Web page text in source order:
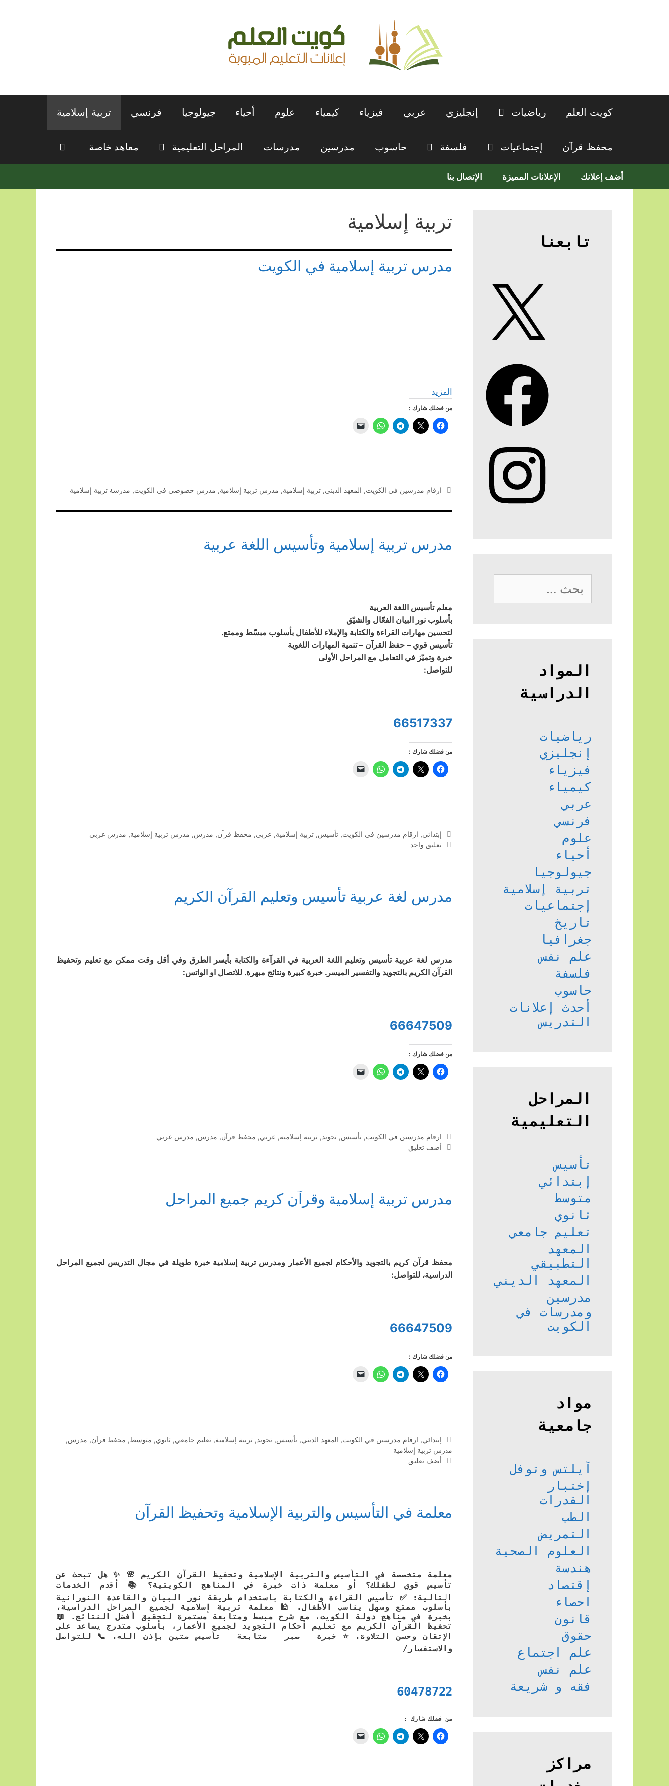
كويت العلم رياضيات إنجليزي عربي فيزياء كيمياء علوم أحياء جيولوجيا فرنسي تربية إسلامية
محفظ قرآن إجتماعيات فلسفة حاسوب مدرسين مدرسات المراحل التعليمية معاهد خاصة
أضف إعلانك الإعلانات المميزة الإتصال بنا
تربية إسلامية
مدرس تربية إسلامية في الكويت
المزيد
من فضلك شارك :
التصنيفات
ارقام مدرسين في الكويت, المعهد الديني, تربية إسلامية, مدرس تربية إسلامية, مدرس خصوصي في الكويت, مدرسة تربية إسلامية
مدرس تربية إسلامية وتأسيس اللغة عربية
معلم تأسيس اللغة العربية
بأسلوب نور البيان الفعّال والشيّق
لتحسين مهارات القراءة والكتابة والإملاء للأطفال بأسلوب مبسّط وممتع.
تأسيس قوي – حفظ القرآن – تنمية المهارات اللغوية
خبرة وتميّز في التعامل مع المراحل الأولى
للتواصل:
66517337
من فضلك شارك :
التصنيفات
إبتدائي, ارقام مدرسين في الكويت, تأسيس, تربية إسلامية, عربي, محفظ قرآن, مدرس, مدرس تربية إسلامية, مدرس عربي
تعليق واحد
مدرس لغة عربية تأسيس وتعليم القرآن الكريم
مدرس لغة عربية تأسيس وتعليم اللغة العربية في القرآءة والكتابة بأيسر الطرق وفي أقل وقت ممكن مع تعليم وتحفيظ
القرآن الكريم بالتجويد والتفسير الميسر. خبرة كبيرة ونتائج مبهرة. للاتصال او الواتس:
66647509
من فضلك شارك :
التصنيفات
ارقام مدرسين في الكويت, تأسيس, تجويد, تربية إسلامية, عربي, محفظ قرآن, مدرس, مدرس عربي
أضف تعليق
مدرس تربية إسلامية وقرآن كريم جميع المراحل
محفظ قرآن كريم بالتجويد والأحكام لجميع الأعمار ومدرس تربية إسلامية خبرة طويلة في مجال التدريس لجميع المراحل
الدراسية، للتواصل:
66647509
من فضلك شارك :
التصنيفات
إبتدائي, ارقام مدرسين في الكويت, المعهد الديني, تأسيس, تجويد, تربية إسلامية, تعليم جامعي, ثانوي, متوسط, محفظ قرآن, مدرس,
مدرس تربية إسلامية
أضف تعليق
معلمة في التأسيس والتربية الإسلامية وتحفيظ القرآن
معلمة متخصصة في التأسيس والتربية الإسلامية وتحفيظ القرآن الكريم 🌸 ✨ هل تبحث عن
تأسيس قوي لطفلك؟ أو معلمة ذات خبرة في المناهج الكويتية؟ 📚 أقدم الخدمات
التالية: ✅ تأسيس القراءة والكتابة باستخدام طريقة نور البيان والقاعدة النورانية
بأسلوب ممتع وسهل يناسب الأطفال. 🕌 معلمة تربية إسلامية لجميع المراحل الدراسية،
بخبرة في مناهج دولة الكويت، مع شرح مبسط ومتابعة مستمرة لتحقيق أفضل النتائج. 📖
تحفيظ القرآن الكريم مع تعليم أحكام التجويد لجميع الأعمار، بأسلوب متدرج يساعد على
الإتقان وحسن التلاوة. ⭐ خبرة – صبر – متابعة – تأسيس متين بإذن الله. 📞 للتواصل
والاستفسار/
60478722
من فضلك شارك :
تابعنا
Facebook
Instagram
عن:
المواد
الدراسية
رياضيات
إنجليزي
فيزياء
كيمياء
عربي
فرنسي
علوم
أحياء
جيولوجيا
تربية إسلامية
إجتماعيات
تاريخ
جغرافيا
علم نفس
فلسفة
حاسوب
أحدث إعلانات
التدريس
المراحل
التعليمية
تأسيس
إبتدائي
متوسط
ثانوي
تعليم جامعي
المعهد
التطبيقي
المعهد الديني
مدرسين
ومدرسات في
الكويت
مواد
جامعية
آيلتس وتوفل
إختبار
القدرات
الطب
التمريض
العلوم الصحية
هندسة
إقتصاد
احصاء
قانون
حقوق
علم اجتماع
علم نفس
فقه و شريعة
مراكز